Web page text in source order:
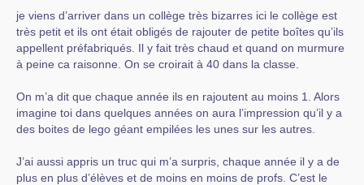
je viens d’arriver dans un collège très bizarres ici le collège est
très petit et ils ont était obligés de rajouter de petite boîtes qu’ils
appellent préfabriqués. Il y fait très chaud et quand on murmure
à peine ca raisonne. On se croirait à 40 dans la classe.
On m’a dit que chaque année ils en rajoutent au moins 1. Alors
imagine toi dans quelques années on aura l’impression qu’il y a
des boites de lego géant empilées les unes sur les autres.
J’ai aussi appris un truc qui m’a surpris, chaque année il y a de
plus en plus d’élèves et de moins en moins de profs. C’est le